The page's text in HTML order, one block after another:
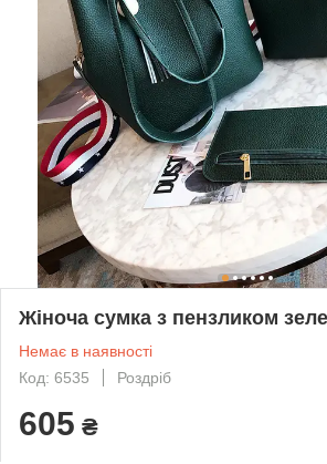
Жіноча сумка з пензликом
Немає в наявності
Код: 6535
Роздріб
605 ₴